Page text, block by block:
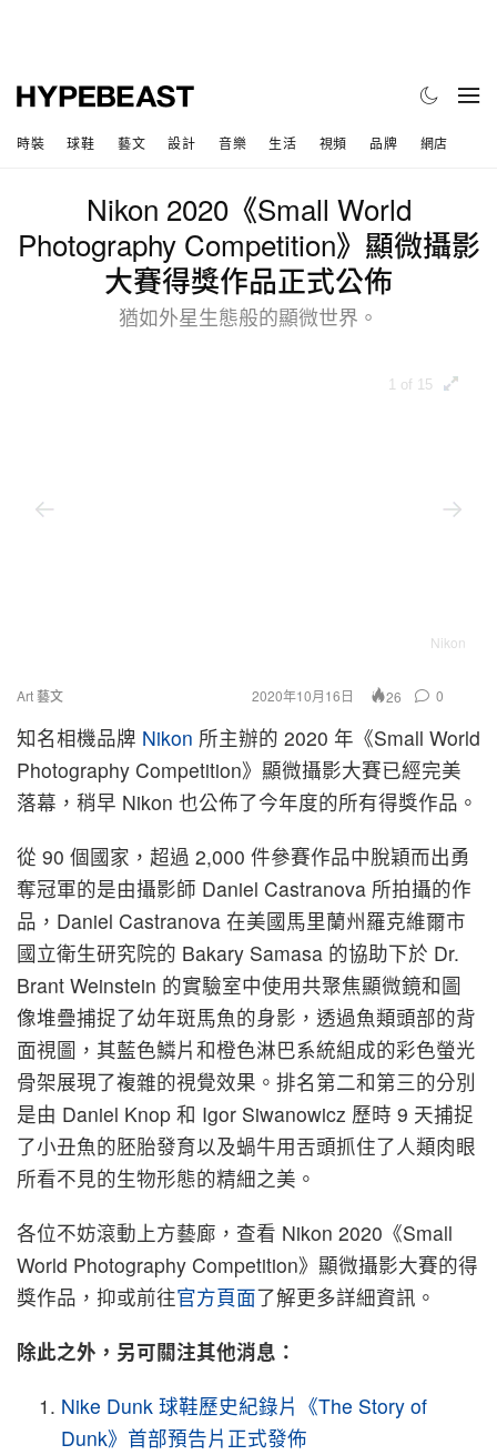
時裝 球鞋 藝文 設計 音樂 生活 視頻 品牌 網店
Nikon 2020《Small World
Photography Competition》顯微攝影
大賽得獎作品正式公佈
猶如外星生態般的顯微世界。
1 of 15
Nikon
Art 藝文 2020年10月16日 26 0
知名相機品牌 Nikon 所主辦的 2020 年《Small World
Photography Competition》顯微攝影大賽已經完美
落幕，稍早 Nikon 也公佈了今年度的所有得獎作品。
從 90 個國家，超過 2,000 件參賽作品中脫穎而出勇
奪冠軍的是由攝影師 Daniel Castranova 所拍攝的作
品，Daniel Castranova 在美國馬里蘭州羅克維爾市
國立衛生研究院的 Bakary Samasa 的協助下於 Dr.
Brant Weinstein 的實驗室中使用共聚焦顯微鏡和圖
像堆疊捕捉了幼年斑馬魚的身影，透過魚類頭部的背
面視圖，其藍色鱗片和橙色淋巴系統組成的彩色螢光
骨架展現了複雜的視覺效果。排名第二和第三的分別
是由 Daniel Knop 和 Igor Siwanowicz 歷時 9 天捕捉
了小丑魚的胚胎發育以及蝸牛用舌頭抓住了人類肉眼
所看不見的生物形態的精細之美。
各位不妨滾動上方藝廊，查看 Nikon 2020《Small
World Photography Competition》顯微攝影大賽的得
獎作品，抑或前往官方頁面了解更多詳細資訊。
除此之外，另可關注其他消息：
Nike Dunk 球鞋歷史紀錄片《The Story of
Dunk》首部預告片正式發佈